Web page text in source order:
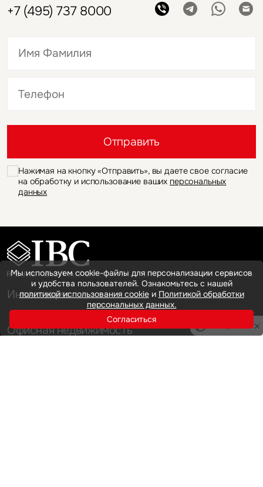
+7 (495) 737 8000
Отправить
Нажимая на кнопку «Отправить», вы даете свое согласие
на обработку и использование ваших персональных
данных
Инвестиции
Офисная недвижимость
Мы используем cookie-файлы для персонализации сервисов
и удобства пользователей. Ознакомьтесь с нашей
политикой использования cookieи Политикой обработки
персональных данных.
Согласиться